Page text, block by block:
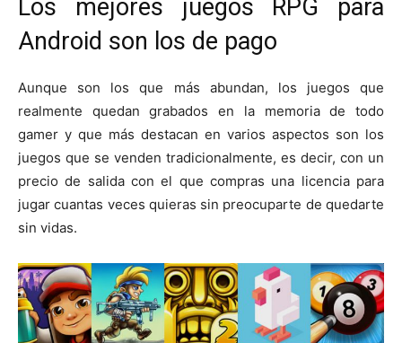
Los mejores juegos RPG para
Android son los de pago
Aunque son los que más abundan, los juegos que
realmente quedan grabados en la memoria de todo
gamer y que más destacan en varios aspectos son los
juegos que se venden tradicionalmente, es decir, con un
precio de salida con el que compras una licencia para
jugar cuantas veces quieras sin preocuparte de quedarte
sin vidas.